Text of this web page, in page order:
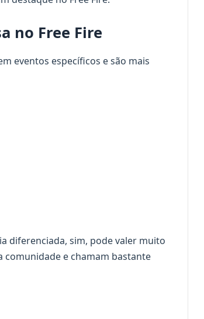
no Free Fire
eventos específicos e são mais
diferenciada, sim, pode valer muito
e chamam bastante